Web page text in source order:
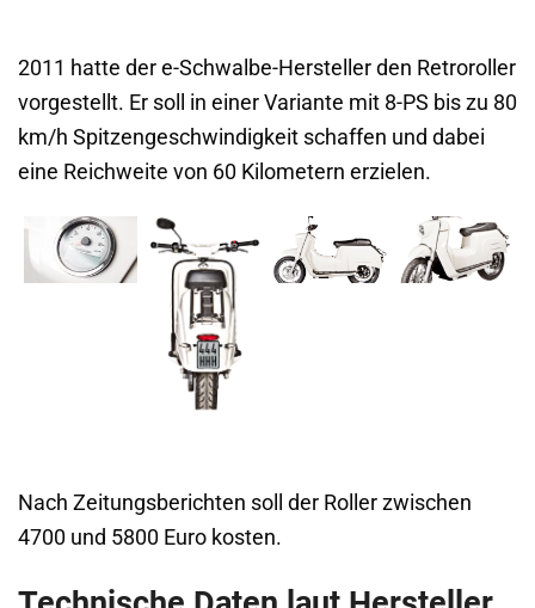
2011 hatte der e-Schwalbe-Hersteller den Retroroller
vorgestellt. Er soll in einer Variante mit 8-PS bis zu 80
km/h Spitzengeschwindigkeit schaffen und dabei
eine Reichweite von 60 Kilometern erzielen.
Nach Zeitungsberichten soll der Roller zwischen
4700 und 5800 Euro kosten.